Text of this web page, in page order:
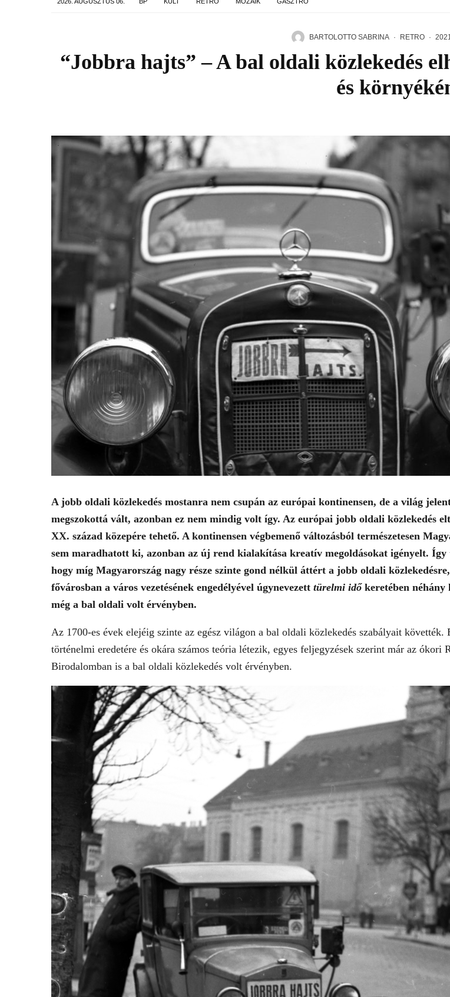
BARTOLOTTO SABRINA · RETRO ·
“Jobbra hajts” – A bal oldali közlekedés
és
A jobb oldali közlekedés mostanra nem csupán az európai kontinensen, de a világ
megszokottá vált, azonban ez nem mindig volt így. Az európai jobb oldali közlekedés
XX. század közepére tehető. A kontinensen végbemenő változásból természetesen
sem maradhatott ki, azonban az új rend kialakítása kreatív megoldásokat igényelt.
hogy míg Magyarország nagy része szinte gond nélkül áttért a jobb oldali
fővárosban a város vezetésének engedélyével úgynevezett türelmi időkeretében néhány
még a bal oldali volt érvényben.
Az 1700-es évek elejéig szinte az egész világon a bal oldali közlekedés szabályait követték.
történelmi eredetére és okára számos teória létezik, egyes feljegyzések szerint már az ókori
Birodalomban is a bal oldali közlekedés volt érvényben.